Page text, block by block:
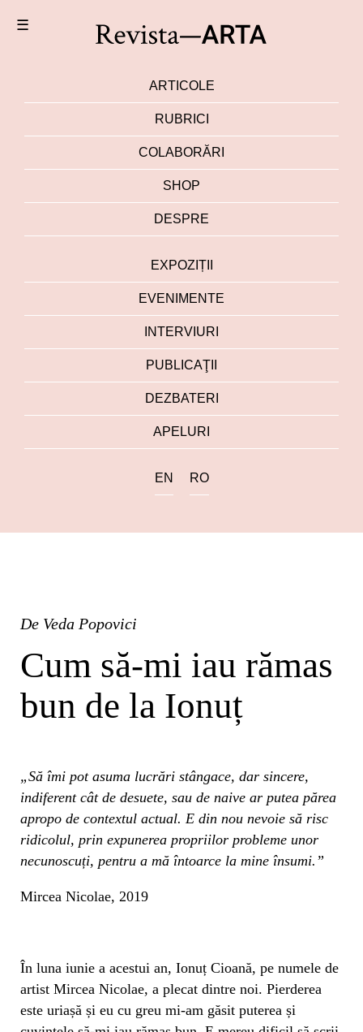
☰
ARTICOLE
RUBRICI
COLABORĂRI
SHOP
DESPRE
EXPOZIȚII
EVENIMENTE
INTERVIURI
PUBLICAŢII
DEZBATERI
APELURI
EN RO
De Veda Popovici
Cum să-mi iau rămas
bun de la Ionuț
„Să îmi pot asuma lucrări stângace, dar sincere,
indiferent cât de desuete, sau de naive ar putea părea
apropo de contextul actual. E din nou nevoie să risc
ridicolul, prin expunerea propriilor probleme unor
necunoscuți, pentru a mă întoarce la mine însumi.”
Mircea Nicolae, 2019
În luna iunie a acestui an, Ionuț Cioană, pe numele de
artist Mircea Nicolae, a plecat dintre noi. Pierderea
este uriașă și eu cu greu mi-am găsit puterea și